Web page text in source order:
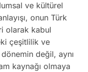
ve kültürel
onun Türk
olarak kabul
çeşitlilik ve
değil, aynı
kaynağı olmaya